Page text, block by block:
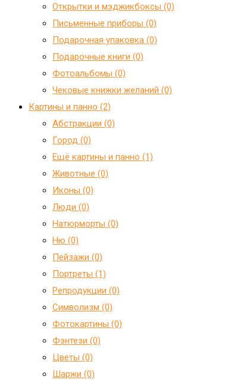
Открытки и мэджикбоксы (0)
Письменные приборы (0)
Подарочная упаковка (0)
Подарочные книги (0)
Фотоальбомы (0)
Чековые книжки желаний (0)
Картины и панно (2)
Абстракции (0)
Город (0)
Ещё картины и панно (1)
Животные (0)
Иконы (0)
Люди (0)
Натюрморты (0)
Ню (0)
Пейзажи (0)
Портреты (1)
Репродукции (0)
Символизм (0)
Фотокартины (0)
Фэнтези (0)
Цветы (0)
Шаржи (0)